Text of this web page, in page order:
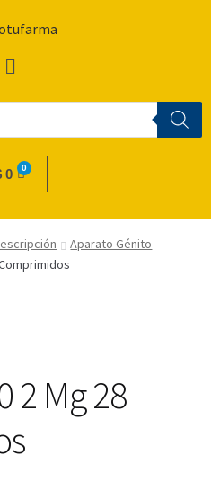
0
Aparato Génito
2 Mg 28